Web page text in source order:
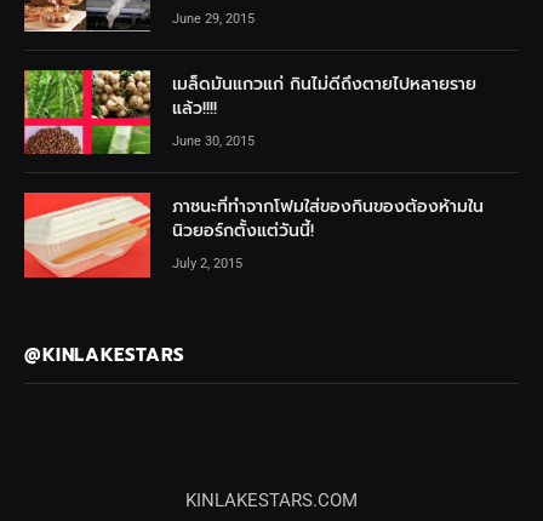
June 29, 2015
เมล็ดมันแกวแก่ กินไม่ดีถึงตายไปหลายราย
แล้ว!!!!
June 30, 2015
ภาชนะที่ทำจากโฟมใส่ของกินของต้องห้ามใน
นิวยอร์กตั้งแต่วันนี้!
July 2, 2015
@KINLAKESTARS
KINLAKESTARS.COM